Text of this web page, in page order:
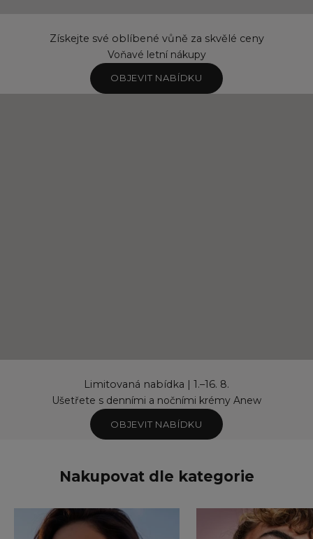
Získejte své oblíbené vůně za skvělé ceny
Voňavé letní nákupy
OBJEVIT NABÍDKU
Limitovaná nabídka | 1.–16. 8.
Ušetřete s denními a nočními krémy Anew
OBJEVIT NABÍDKU
Nakupovat dle kategorie